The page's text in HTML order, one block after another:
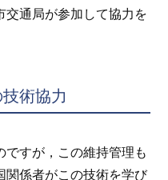
交通局が参加して協力を
術協力
すが，この維持管理も
関係者がこの技術を学び